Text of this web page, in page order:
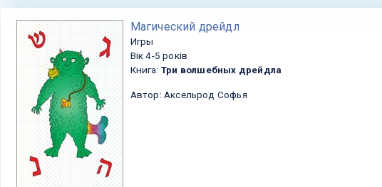
​Магический дрейдл
Игры
Вік 4-5 років
Книга: Три волшебных дрейдла
Автор: Аксельрод Софья